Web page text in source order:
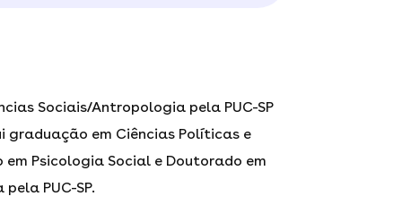
Sociais/Antropologia pela PUC-SP
graduação em Ciências Políticas e
em Psicologia Social e Doutorado em
PUC-SP.